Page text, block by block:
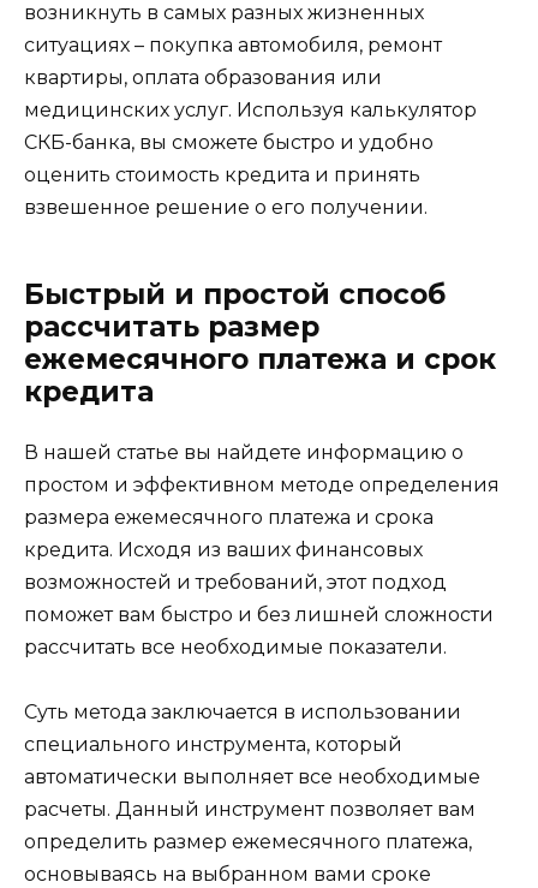
возникнуть в самых разных жизненных
ситуациях – покупка автомобиля, ремонт
квартиры, оплата образования или
медицинских услуг. Используя калькулятор
СКБ-банка, вы сможете быстро и удобно
оценить стоимость кредита и принять
взвешенное решение о его получении.
Быстрый и простой способ
рассчитать размер
ежемесячного платежа и срок
кредита
В нашей статье вы найдете информацию о
простом и эффективном методе определения
размера ежемесячного платежа и срока
кредита. Исходя из ваших финансовых
возможностей и требований, этот подход
поможет вам быстро и без лишней сложности
рассчитать все необходимые показатели.
Суть метода заключается в использовании
специального инструмента, который
автоматически выполняет все необходимые
расчеты. Данный инструмент позволяет вам
определить размер ежемесячного платежа,
основываясь на выбранном вами сроке